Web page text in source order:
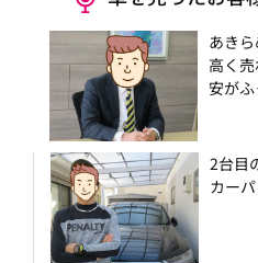
あき
高く
安がふ
2台目
カー